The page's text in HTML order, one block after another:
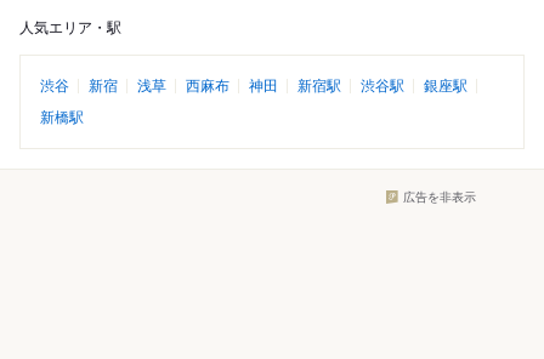
人気エリア・駅
渋谷 新宿 浅草 西麻布 神田 新宿駅 渋谷駅
銀座駅
新橋駅
広告を非表示